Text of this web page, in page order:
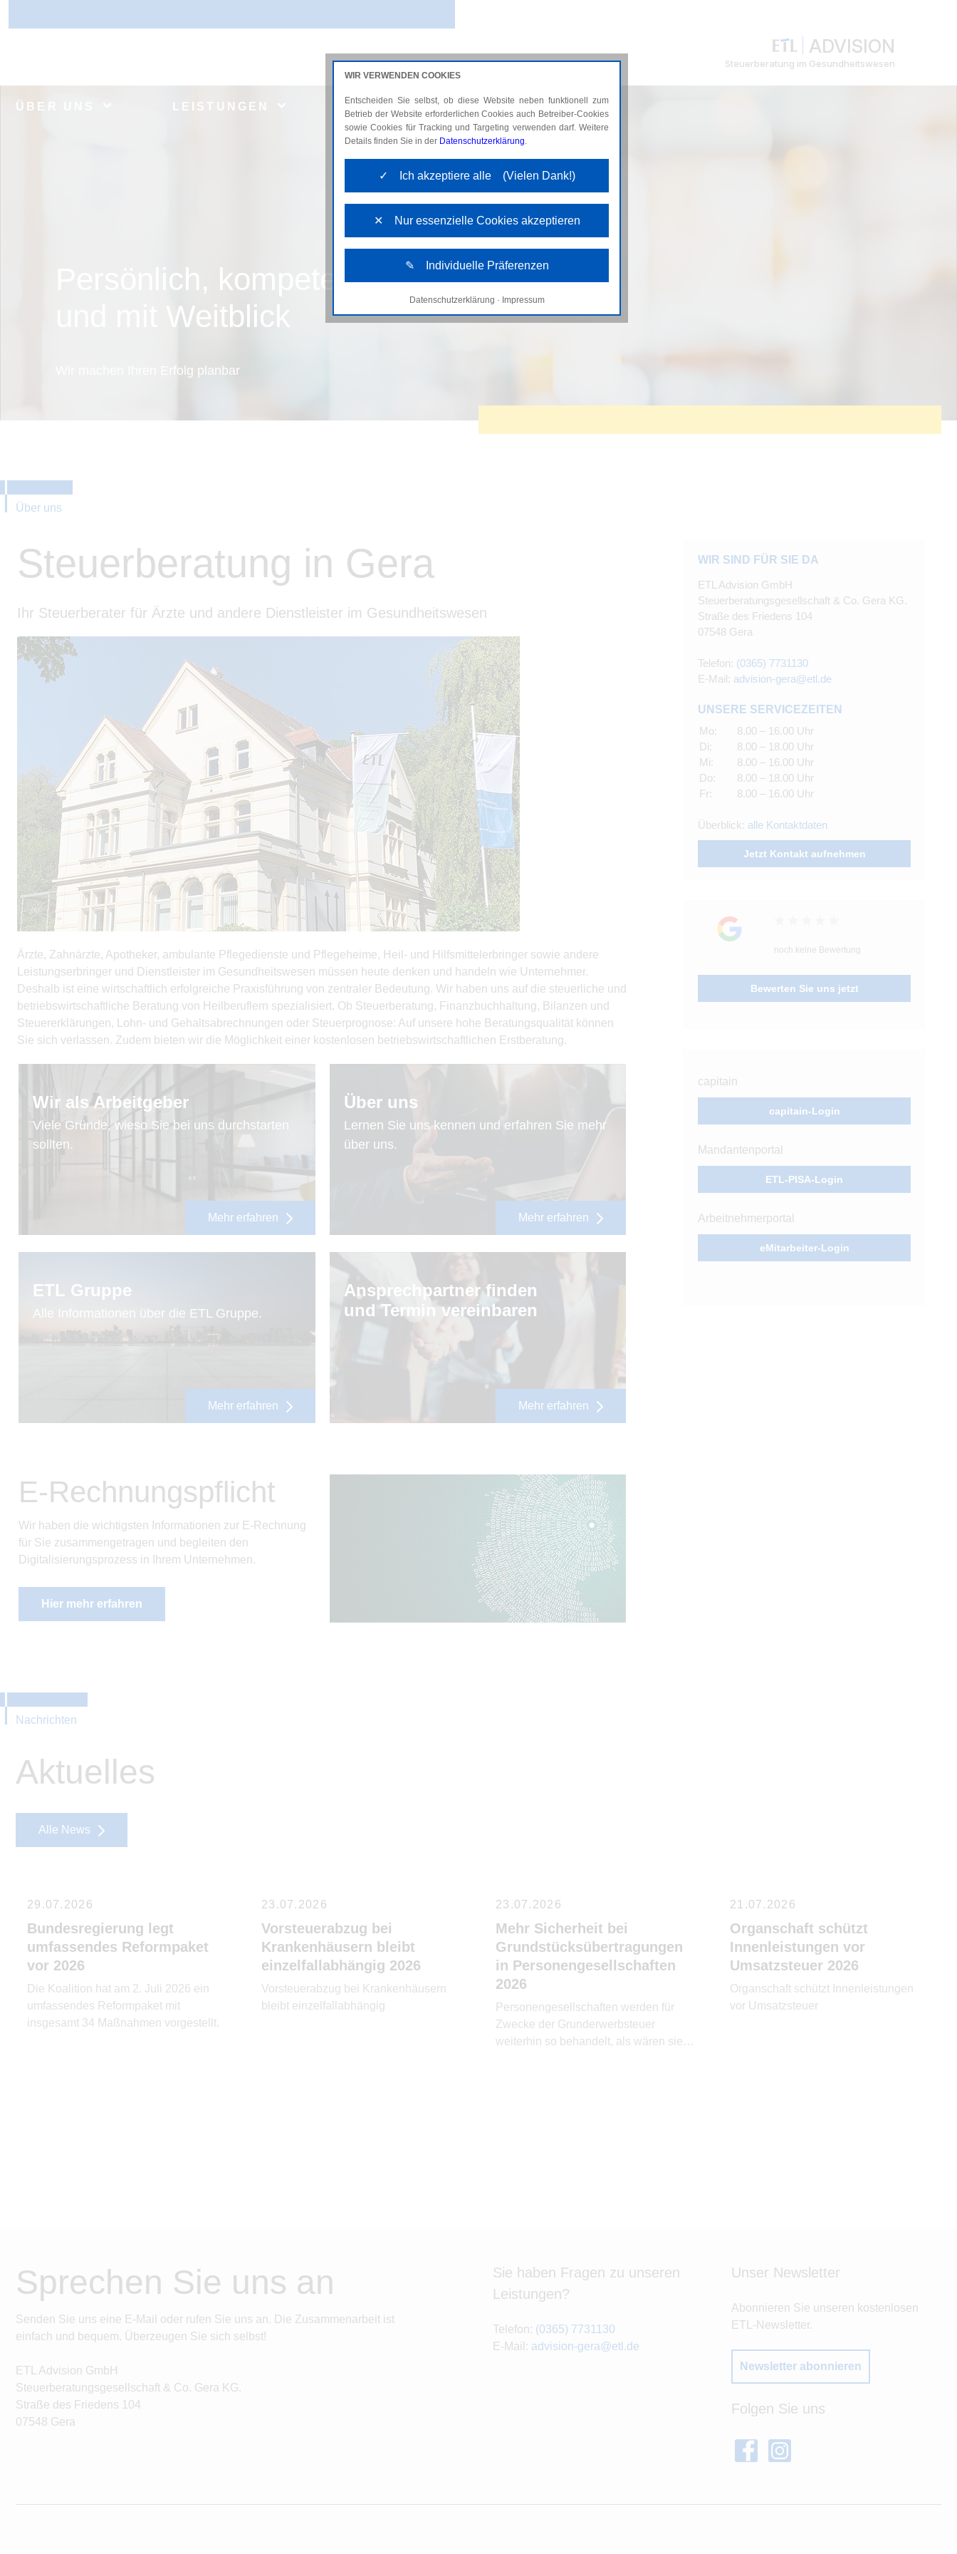
ADVISION
Steuerberatung im Gesundheitswesen
ÜBER UNS LEISTUNGEN AKTUELLES KARRIERE
Persönlich, kompetent
und mit Weitblick
Wir machen Ihren Erfolg planbar
Über uns
Steuerberatung in Gera
Ihr Steuerberater für Ärzte und andere Dienstleister im Gesundheitswesen
Ärzte, Zahnärzte, Apotheker, ambulante Pflegedienste und Pflegeheime, Heil- und Hilfsmittelerbringer sowie andere
Leistungserbringer und Dienstleister im Gesundheitswesen müssen heute denken und handeln wie Unternehmer.
Deshalb ist eine wirtschaftlich erfolgreiche Praxisführung von zentraler Bedeutung. Wir haben uns auf die steuerliche und
betriebswirtschaftliche Beratung von Heilberuflern spezialisiert. Ob Steuer­beratung, Finanzbuchhaltung, Bilanzen und
Steuererklärungen, Lohn- und Gehaltsabrechnungen oder Steuerprognose: Auf unsere hohe Beratungsqualität können
Sie sich verlassen. Zudem bieten wir die Möglichkeit einer kostenlosen betriebswirtschaftlichen Erstberatung.
Wir als Arbeitgeber
Viele Gründe, wieso Sie bei uns durchstarten
sollten.
Mehr erfahren
Über uns
Lernen Sie uns kennen und erfahren Sie mehr
über uns.
Mehr erfahren
ETL Gruppe
Alle Informationen über die ETL Gruppe.
Mehr erfahren
Ansprechpartner finden
und Termin vereinbaren
Mehr erfahren
E-Rechnungspflicht
Wir haben die wichtigsten Informationen zur E-Rechnung
für Sie zusammengetragen und begleiten den
Digitalisierungsprozess in Ihrem Unternehmen.
Hier mehr erfahren
WIR SIND FÜR SIE DA
ETL Advision GmbH
Steuerberatungsgesellschaft & Co. Gera KG.
Straße des Friedens 104
07548 Gera
Telefon: (0365) 7731130
E-Mail: advision-gera@etl.de
UNSERE SERVICEZEITEN
Mo:
Di:
Mi:
Do:
Fr:
8.00 – 16.00 Uhr
8.00 – 18.00 Uhr
8.00 – 16.00 Uhr
8.00 – 18.00 Uhr
8.00 – 16.00 Uhr
Überblick: alle Kontaktdaten
Jetzt Kontakt aufnehmen
noch keine Bewertung
Bewerten Sie uns jetzt
capitain
capitain-Login
Mandantenportal
ETL-PISA-Login
Arbeitnehmerportal
eMitarbeiter-Login
Nachrichten
Aktuelles
Alle News
29.07.2026
Bundesregierung legt
umfassendes Reformpaket
vor 2026
Die Koalition hat am 2. Juli 2026 ein
umfassendes Reformpaket mit
insgesamt 34 Maßnahmen vorgestellt.
23.07.2026
Vorsteuerabzug bei
Krankenhäusern bleibt
einzelfallabhängig 2026
Vorsteuerabzug bei Krankenhäusern
bleibt einzelfallabhängig
23.07.2026
Mehr Sicherheit bei
Grundstücksübertragungen
in Personengesellschaften
2026
Personengesellschaften werden für
Zwecke der Grunderwerbsteuer
weiterhin so behandelt, als wären sie
21.07.2026
Organschaft schützt
Innenleistungen vor
Umsatzsteuer 2026
Organschaft schützt Innenleistungen
vor Umsatzsteuer
Sprechen Sie uns an
Senden Sie uns eine E-Mail oder rufen Sie uns an. Die Zusammenarbeit ist
einfach und bequem. Überzeugen Sie sich selbst!
ETL Advision GmbH
Steuerberatungsgesellschaft & Co. Gera KG.
Straße des Friedens 104
07548 Gera
Sie haben Fragen zu unseren
Leistungen?
Telefon: (0365) 7731130
E-Mail: advision-gera@etl.de
Unser Newsletter
Abonnieren Sie unseren kostenlosen
ETL-Newsletter.
Newsletter abonnieren
Folgen Sie uns
WIR VERWENDEN COOKIES
Entscheiden Sie selbst, ob diese Website neben funktionell zum
Betrieb der Website erforderlichen Cookies auch Betreiber-Cookies
sowie Cookies für Tracking und Targeting verwenden darf. Weitere
Details finden Sie in der Datenschutzerklärung.
✓ Ich akzeptiere alle (Vielen Dank!)
✕ Nur essenzielle Cookies akzeptieren
✎ Individuelle Präferenzen
Notwendige Cookies
Datenschutzerklärung · Impressum